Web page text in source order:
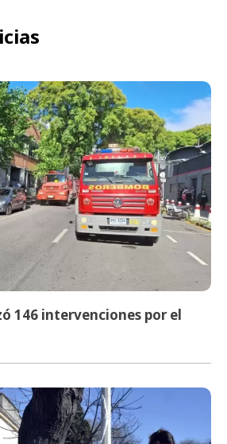
146 intervenciones por el